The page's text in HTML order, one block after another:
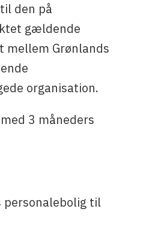
den på
gældende
mellem Grønlands
organisation.
3 måneders
personalebolig til